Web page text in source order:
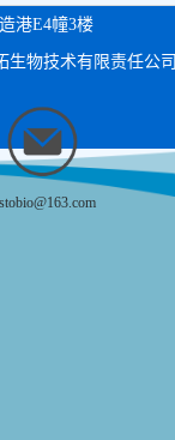
港E4幢3楼
生物技术有限责任公